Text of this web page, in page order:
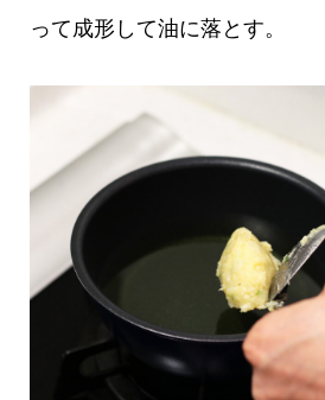
って成形して油に落とす。